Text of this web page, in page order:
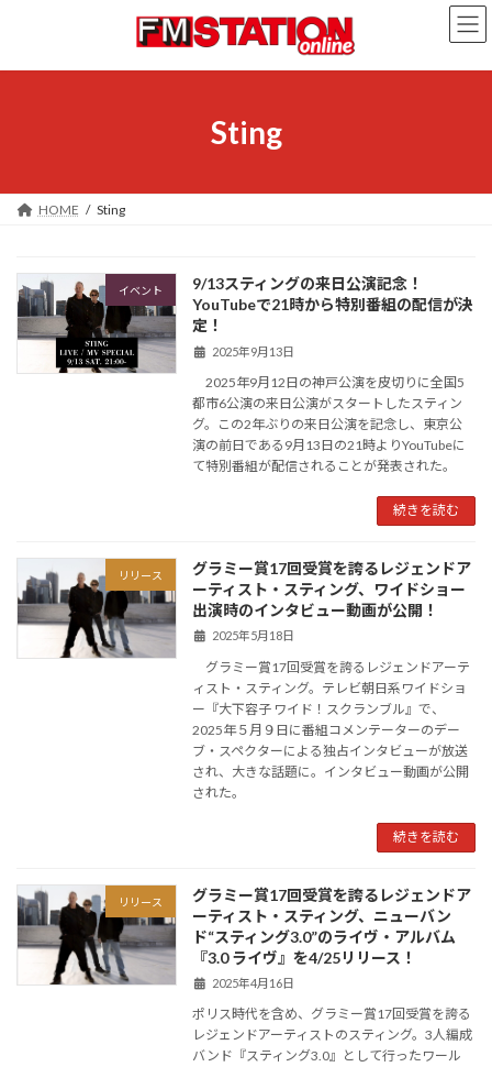
ン
ー
Sting
HOME Sting
イベント
9/13スティングの来日公演記念！
YouTubeで21時から特別番組の配信が決
定！
2025年9月13日
2025年9月12日の神戸公演を皮切りに全国5
都市6公演の来日公演がスタートしたスティン
グ。この2年ぶりの来日公演を記念し、東京公
演の前日である9月13日の21時よりYouTubeに
て特別番組が配信されることが発表された。
続きを読む
リリース
グラミー賞17回受賞を誇るレジェンドア
ーティスト・スティング、ワイドショー
出演時のインタビュー動画が公開！
2025年5月18日
グラミー賞17回受賞を誇るレジェンドアーテ
ィスト・スティング。テレビ朝日系ワイドショ
ー『大下容子 ワイド！スクランブル』で、
2025年５月９日に番組コメンテーターのデー
ブ・スペクターによる独占インタビューが放送
され、大きな話題に。インタビュー動画が公開
された。
続きを読む
リリース
グラミー賞17回受賞を誇るレジェンドア
ーティスト・スティング、ニューバン
ド“スティング3.0”のライヴ・アルバム
『3.0 ライヴ』を4/25リリース！
2025年4月16日
ポリス時代を含め、グラミー賞17回受賞を誇る
レジェンドアーティストのスティング。3人編成
バンド『スティング3.0』として行ったワール